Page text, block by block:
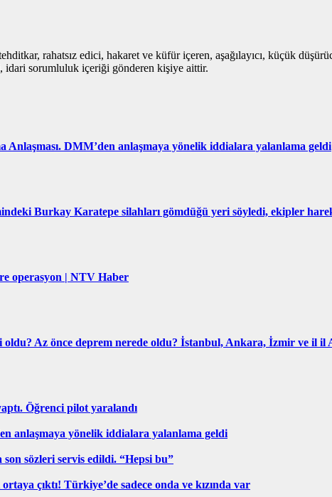
rahatsız edici, hakaret ve küfür içeren, aşağılayıcı, küçük
sorumluluk içeriği gönderen kişiye aittir.
Anlaşması. DMM’den anlaşmaya yönelik iddialara yalanlama geldi
Burkay Karatepe silahları gömdüğü yeri söyledi, ekipler
operasyon | NTV Haber
Az önce deprem nerede oldu? İstanbul, Ankara, İzmir ve il il
Öğrenci pilot yaralandı
anlaşmaya yönelik iddialara yalanlama geldi
sözleri servis edildi. “Hepsi bu”
çıktı! Türkiye’de sadece onda ve kızında var